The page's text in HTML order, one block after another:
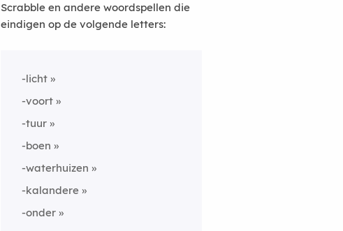
Scrabble en andere woordspellen die
eindigen op de volgende letters:
-licht
-voort
-tuur
-boen
-waterhuizen
-kalandere
-onder